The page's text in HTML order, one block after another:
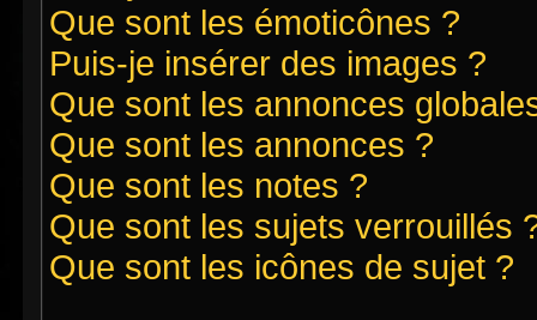
Que sont les émoticônes ?
Puis-je insérer des images ?
Que sont les annonces
Que sont les annonces ?
Que sont les notes ?
Que sont les sujets verrouillés
Que sont les icônes de sujet ?